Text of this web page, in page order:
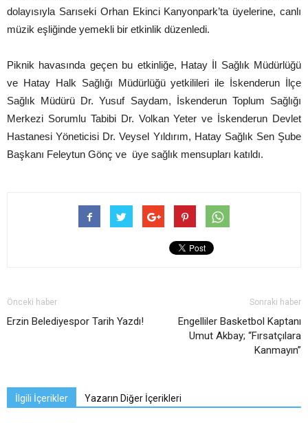
dolayısıyla Sarıseki Orhan Ekinci Kanyonpark’ta üyelerine, canlı
müzik eşliğinde yemekli bir etkinlik düzenledi.
Piknik havasında geçen bu etkinliğe, Hatay İl Sağlık Müdürlüğü
ve Hatay Halk Sağlığı Müdürlüğü yetkilileri ile İskenderun İlçe
Sağlık Müdürü Dr. Yusuf Saydam, İskenderun Toplum Sağlığı
Merkezi Sorumlu Tabibi Dr. Volkan Yeter ve İskenderun Devlet
Hastanesi Yöneticisi Dr. Veysel Yıldırım, Hatay Sağlık Sen Şube
Başkanı Feleytun Gönç ve üye sağlık mensupları katıldı.
Önceki haber
Erzin Belediyespor Tarih Yazdı!
Sonraki haber
Engelliler Basketbol Kaptanı
Umut Akbay; “Fırsatçılara
Kanmayın”
İlgili İçerikler Yazarın Diğer İçerikleri